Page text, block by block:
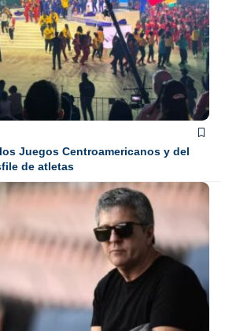
Juegos Centroamericanos y del
de atletas